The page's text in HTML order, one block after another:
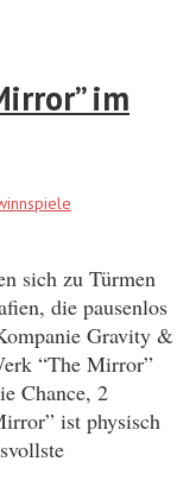
im
sich zu Türmen
die pausenlos
Gravity &
“The Mirror”
Chance, 2
ist physisch